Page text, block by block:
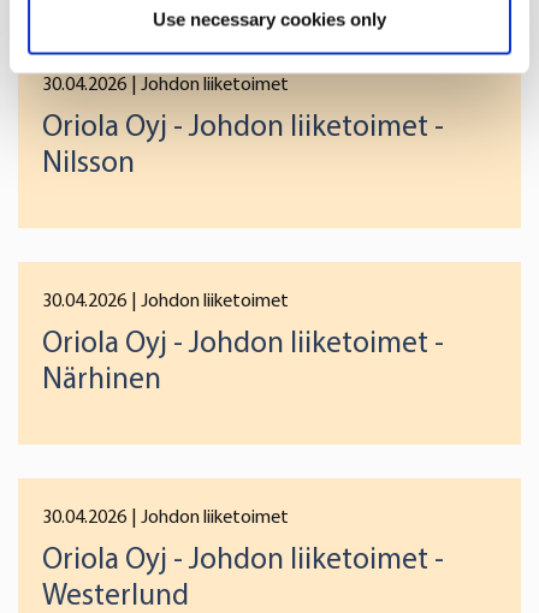
Identify your device by actively scanning it for
Find out more about how your personal data is processed
and set your preferences in the
We use cookies to offer you a better user experience,
Use necessary cookies only
30.04.2026 | Johdon liiketoimet
Oriola Oyj - Johdon liiketoimet -
Nilsson
30.04.2026 | Johdon liiketoimet
Oriola Oyj - Johdon liiketoimet -
Närhinen
30.04.2026 | Johdon liiketoimet
Oriola Oyj - Johdon liiketoimet -
Westerlund